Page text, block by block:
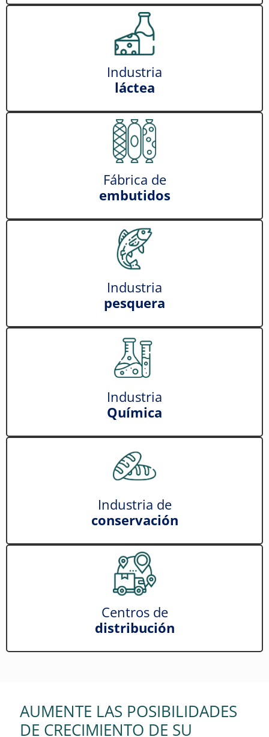
Industria
láctea
Fábrica de
embutidos
Industria
pesquera
Industria
Química
Industria de
conservación
Centros de
distribución
AUMENTE LAS POSIBILIDADES
DE CRECIMIENTO DE SU